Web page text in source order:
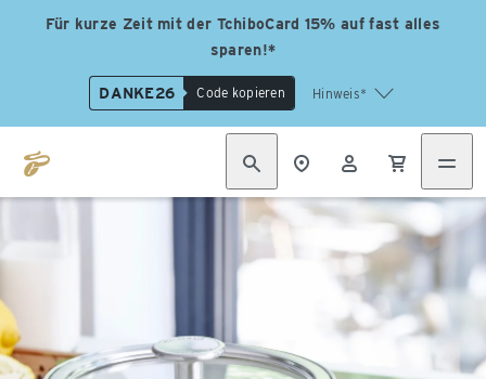
Für kurze Zeit mit der TchiboCard 15% auf fast alles
sparen!*
DANKE26 Code kopieren Hinweis*